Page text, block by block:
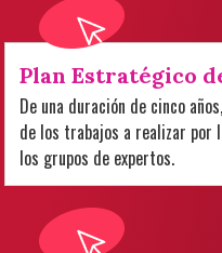
Plan Estratégico
De una duración de cinco
de los trabajos a realizar por
los grupos de expertos.